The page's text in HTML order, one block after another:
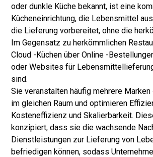
oder dunkle Küche bekannt, ist eine
Kücheneinrichtung, die Lebensmittel
die Lieferung vorbereitet, ohne die
Im Gegensatz zu herkömmlichen
Cloud -Küchen über Online -
oder Websites für
sind.
Sie veranstalten häufig mehrere
im gleichen Raum und optimieren
Kosteneffizienz und Skalierbarkeit.
konzipiert, dass sie die wachsende
Dienstleistungen zur Lieferung von
befriedigen können, sodass